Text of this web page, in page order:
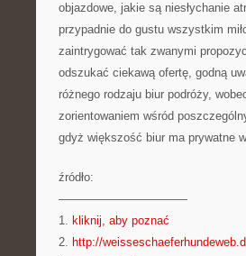
objazdowe, jakie są niesłychanie
przypadnie do gustu wszystkim
zaintrygować tak zwanymi
odszukać ciekawą ofertę, godną
różnego rodzaju biur podróży,
zorientowaniem wśród
gdyż większość biur ma prywatne
źródło:
———————————
1. kliknij, aby poznać
2. http://